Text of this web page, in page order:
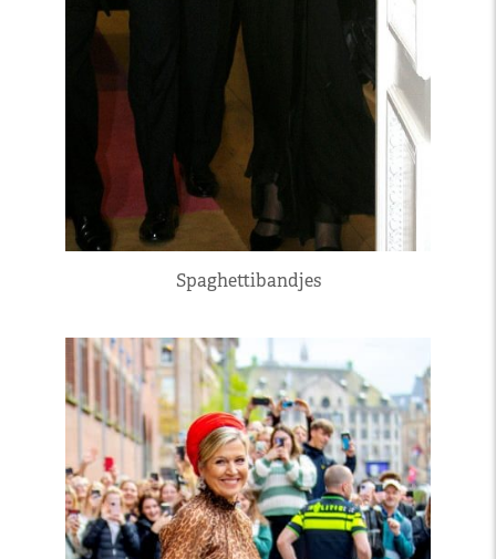
Spaghettibandjes